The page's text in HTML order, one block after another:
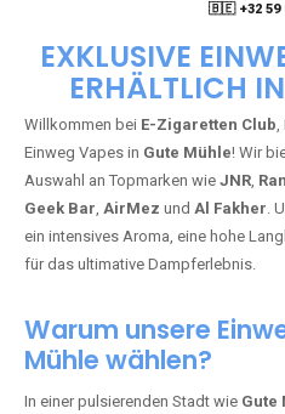
🇧🇪 +32 59
EXKLUSIVE
ERHÄLTLICH
Willkommen bei E-Zigaretten Club,
Einweg Vapes in Gute Mühle! Wir
Auswahl an Topmarken wie JNR,
Geek Bar, AirMez und Al Fakher.
ein intensives Aroma, eine hohe
für das ultimative Dampferlebnis.
Warum unsere
Mühle wählen?
In einer pulsierenden Stadt wie Gute